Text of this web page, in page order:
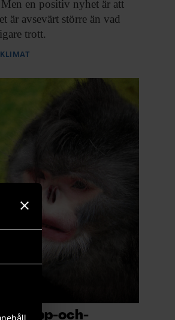
en positiv nyhet är att
är avsevärt större än vad
trott.
upp-och-